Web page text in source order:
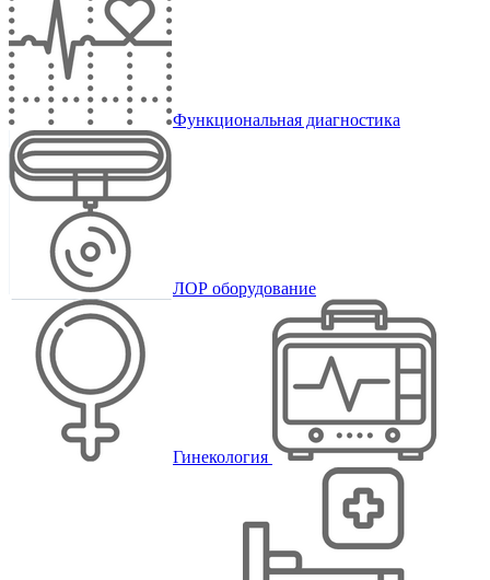
Функциональная диагностика
ЛОР оборудование
Гинекология